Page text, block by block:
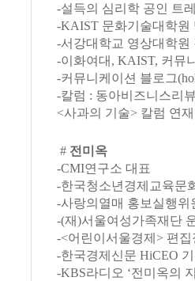
-설득의 심리학 공인 트
-KAIST 문화기술대학원
-서강대학교 영상대학원
-이화여대, KAIST, 커뮤
-커뮤니케이션 블로그
-칼럼 : 동아비즈니스리
<사과의 기술> 칼럼 연
# 전미옥
-CMI연구소 대표
-한국청소년경제교육문
-사랑의열매 홍보실행위
-(재)서울여성가족재단
-<어린이서울경제> 편집
-한국경제신문 HiCEO
-KBS라디오 ‘전미옥의